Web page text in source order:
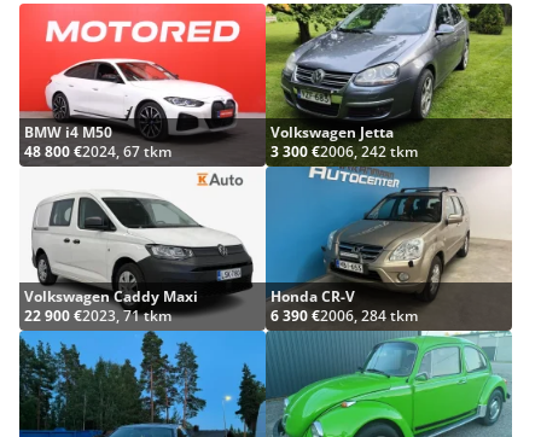
BMW i4 M50
48 800 €2024, 67 tkm
Volkswagen Jetta
3 300 €2006, 242 tkm
Volkswagen Caddy Maxi
22 900 €2023, 71 tkm
Honda CR-V
6 390 €2006, 284 tkm